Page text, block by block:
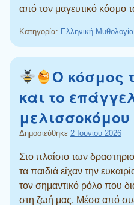
από τον μαγευτικό κόσμο
Κατηγορία: Ελληνική Μυθολογία
Ο κόσμος
και το
μελισσοκόμου
Δημοσιεύθηκε 2 Ιουνίου 2026
Στο πλαίσιο των
τα παιδιά είχαν την
τον σημαντικό ρόλο που
στη ζωή μας. Μέσα από